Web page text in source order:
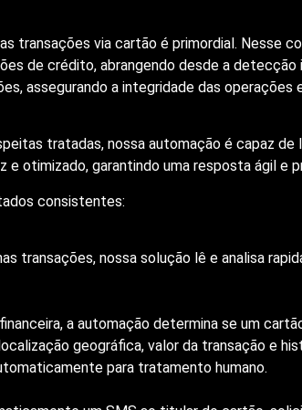
transações via cartão é primordial. Nesse
de crédito, abrangendo desde a detecção
assegurando a integridade das operações
tratadas, nossa automação é capaz
otimizado, garantindo uma resposta ágil e
consistentes:
transações, nossa solução lê e analisa
a automação determina se um
geográfica, valor da transação e
para tratamento humano.